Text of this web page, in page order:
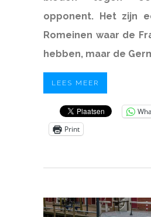
opponent. Het zijn
Romeinen waar de
hebben, maar de
LEES MEER
Print